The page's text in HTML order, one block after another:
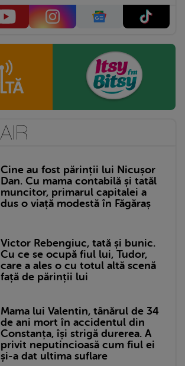
Cine au fost părinții lui Nicușor
Dan. Cu mama contabilă și tatăl
muncitor, primarul capitalei a
dus o viață modestă în Făgăraș
Victor Rebengiuc, tată și bunic.
Cu ce se ocupă fiul lui, Tudor,
care a ales o cu totul altă scenă
față de părinții lui
Mama lui Valentin, tânărul de 34
de ani mort în accidentul din
Constanța, își strigă durerea. A
privit neputincioasă cum fiul ei
și-a dat ultima suflare